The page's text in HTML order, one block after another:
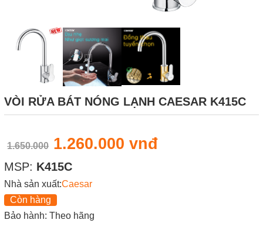
VÒI RỬA BÁT NÓNG LẠNH CAESAR K415C
1.650.000 1.260.000 vnđ
MSP: K415C
Nhà sản xuất:Caesar
Còn hàng
Bảo hành: Theo hãng